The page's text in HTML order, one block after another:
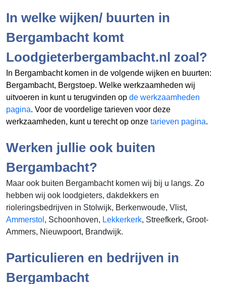
In welke wijken/ buurten in
Bergambacht komt
Loodgieterbergambacht.nl zoal?
In Bergambacht komen in de volgende wijken en buurten:
Bergambacht, Bergstoep. Welke werkzaamheden wij
uitvoeren in kunt u terugvinden op de werkzaamheden
pagina. Voor de voordelige tarieven voor deze
werkzaamheden, kunt u terecht op onze tarieven pagina.
Werken jullie ook buiten
Bergambacht?
Maar ook buiten Bergambacht komen wij bij u langs. Zo
hebben wij ook loodgieters, dakdekkers en
rioleringsbedrijven in Stolwijk, Berkenwoude, Vlist,
Ammerstol , Schoonhoven, Lekkerkerk, Streefkerk, Groot-
Ammers, Nieuwpoort, Brandwijk.
Particulieren en bedrijven in
Bergambacht